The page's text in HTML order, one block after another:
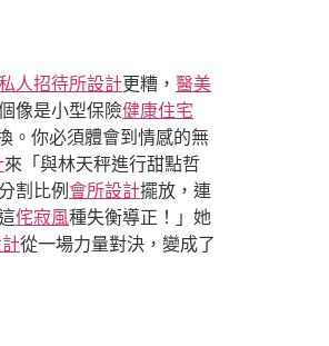
人招待所設計更糟， 醫美
像是小型保險健康住宅
。你必須體會到情感的無
來「與林天秤進行甜點哲
割比例 會所設計擺放，連
侘寂風種失衡導正！」她
從一場力量對決，變成了